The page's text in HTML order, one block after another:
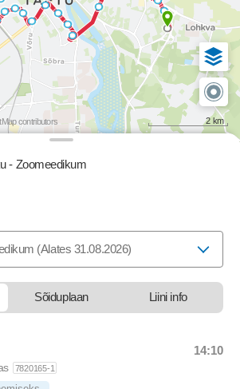
contributors 2 km
- Zoomeedikum
(Alates 31.08.2026)
Sõiduplaan Liini info
Departure
14:10
7820165-1